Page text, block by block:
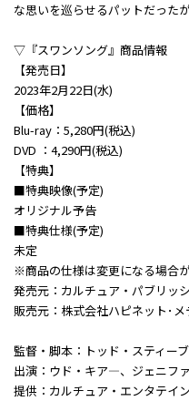
な思いを巡らせるパットだった
▽『スワンソング』商品情報
【発売⽇】
2023年2⽉22⽇(水)
【価格】
Blu-ray：5,280円(税込)
DVD ：4,290円(税込)
【特典】
■特典映像(予定)
オリジナル予告
■特典仕様(予定)
未定
※商品の仕様は変更になる場合が
発売元：カルチュア・パブリッ
販売元：株式会社ハピネット･
監督・脚本：トッド・スティー
出演：ウド・キア―、ジェニフ
提供：カルチュア・エンタテイ